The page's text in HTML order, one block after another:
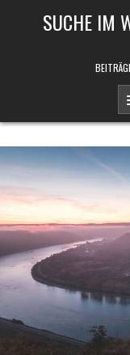
SUCHE IM